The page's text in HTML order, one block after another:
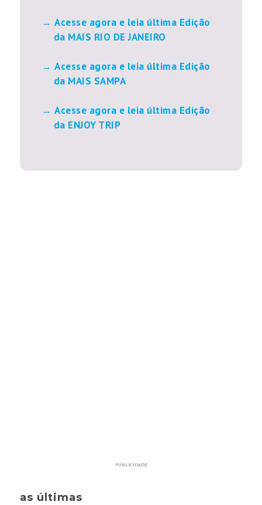
Acesse agora e leia última Edição
da MAIS RIO DE JANEIRO
Acesse agora e leia última Edição
da MAIS SAMPA
Acesse agora e leia última Edição
da ENJOY TRIP
PUBLICIDADE
as últimas